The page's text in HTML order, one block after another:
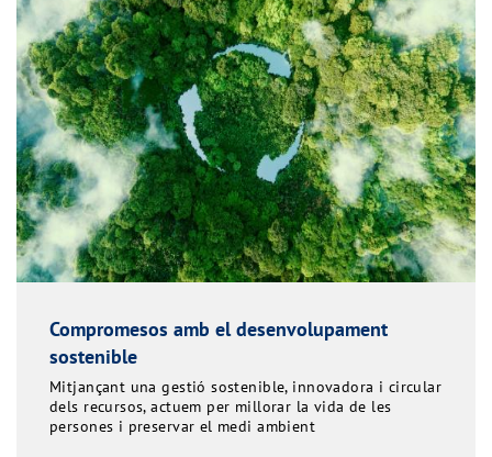
Compromesos amb el desenvolupament
sostenible
Mitjançant una gestió sostenible, innovadora i circular
dels recursos, actuem per millorar la vida de les
persones i preservar el medi ambient